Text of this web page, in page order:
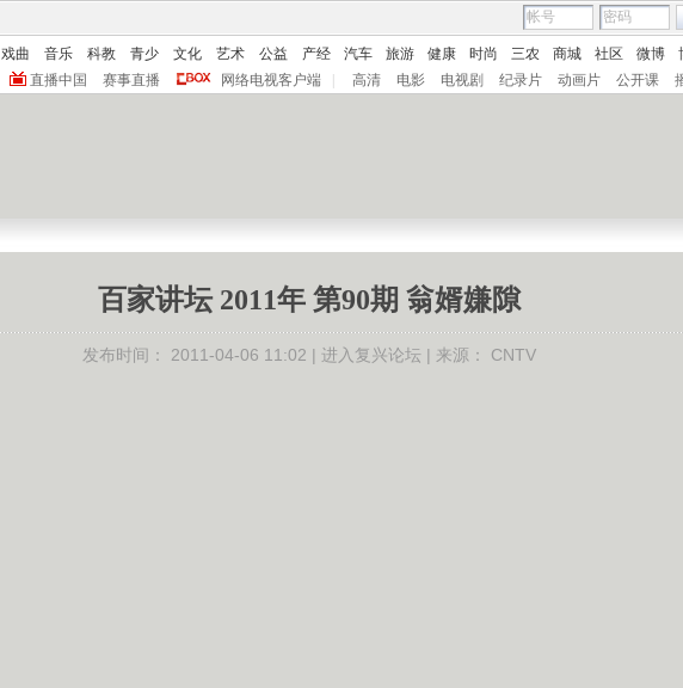
戏曲 音乐 科教 青少 文化 艺术 公益 产经 汽车 旅游 健康 时尚 三农 商城 社区 微博
直播中国 赛事直播 网络电视客户端 高清 电影 电视剧 纪录片 动画片 公开课
百家讲坛 2011年 第90期 翁婿嫌隙
发布时间： 2011-04-06 11:02 | 进入复兴论坛 | 来源： CNTV